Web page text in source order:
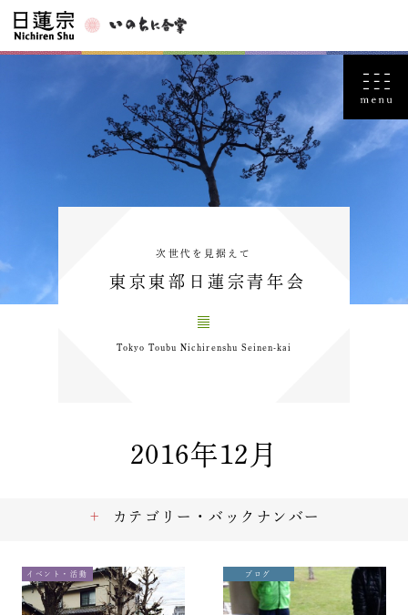
次世代を見据えて
東京東部日蓮宗青年会
Tokyo Toubu Nichirenshu Seinen-kai
2016年12月
イベント・活動 ブログ
カテゴリー・バックナンバー